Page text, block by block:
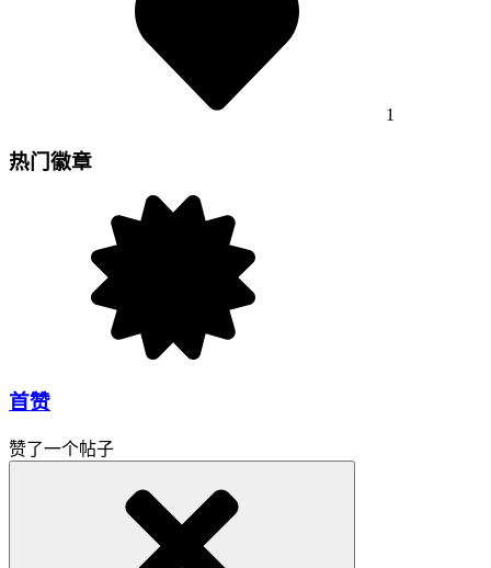
1
热门徽章
首赞
赞了一个帖子